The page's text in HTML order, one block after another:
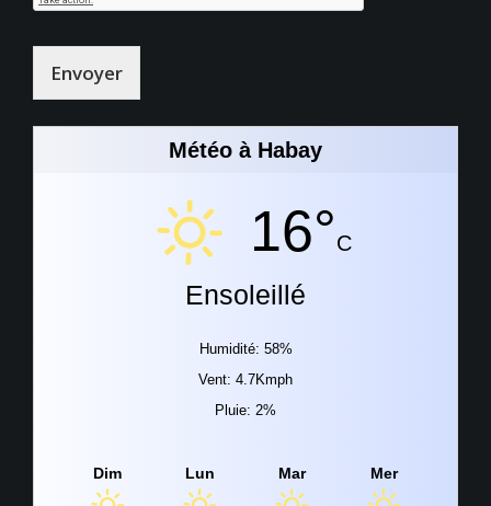
Envoyer
Météo à Habay
16°C
Ensoleillé
Humidité: 58%
Vent: 4.7Kmph
Pluie: 2%
Dim Lun Mar Mer